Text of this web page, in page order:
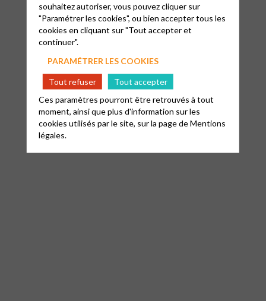
souhaitez autoriser, vous pouvez cliquer sur
"Paramétrer les cookies", ou bien accepter tous les
cookies en cliquant sur "Tout accepter et
continuer".
PARAMÉTRER LES COOKIES
Tout refuser
Tout accepter
Ces paramètres pourront être retrouvés à tout
moment, ainsi que plus d'information sur les
cookies utilisés par le site, sur la page deMentions
légales.